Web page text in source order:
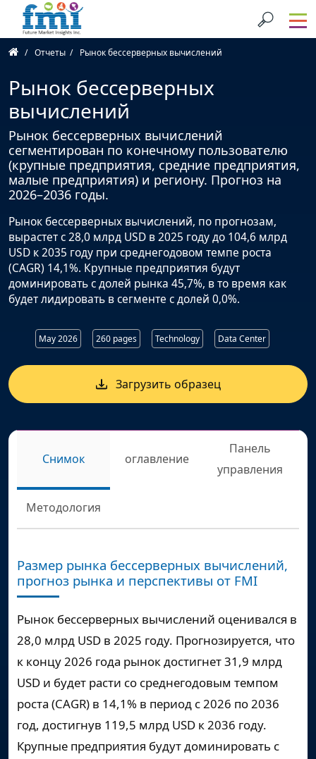
Отчеты Рынок бессерверных вычислений
Рынок бессерверных
вычислений
Рынок бессерверных вычислений
сегментирован по конечному пользователю
(крупные предприятия, средние предприятия,
малые предприятия) и региону. Прогноз на
2026–2036 годы.
Рынок бессерверных вычислений, по прогнозам,
вырастет с 28,0 млрд USD в 2025 году до 104,6 млрд
USD к 2035 году при среднегодовом темпе роста
(CAGR) 14,1%. Крупные предприятия будут
доминировать с долей рынка 45,7%, в то время как
будет лидировать в сегменте с долей 0,0%.
May 2026 260 pages Technology Data Center
Загрузить образец
Снимок оглавление
Панель
управления
Методология
Размер рынка бессерверных вычислений,
прогноз рынка и перспективы от FMI
Рынок бессерверных вычислений оценивался в
28,0 млрд USD в 2025 году. Прогнозируется, что
к концу 2026 года рынок достигнет 31,9 млрд
USD и будет расти со среднегодовым темпом
роста (CAGR) в 14,1% в период с 2026 по 2036
год, достигнув 119,5 млрд USD к 2036 году.
Крупные предприятия будут доминировать с